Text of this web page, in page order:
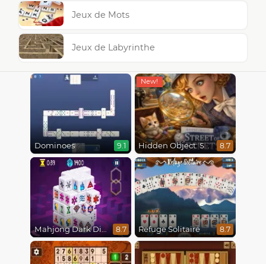
Jeux de Mots
Jeux de Labyrinthe
Dominoes 9.1 Hidden Object: Street Of Secrets 8.7
Mahjong Dark Dimensions 8.7 Refuge Solitaire 8.7